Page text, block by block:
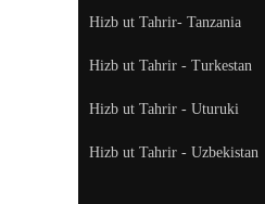
Hizb ut Tahrir- Tanzania
Hizb ut Tahrir - Turkestan
Hizb ut Tahrir - Uturuki
Hizb ut Tahrir - Uzbekistan